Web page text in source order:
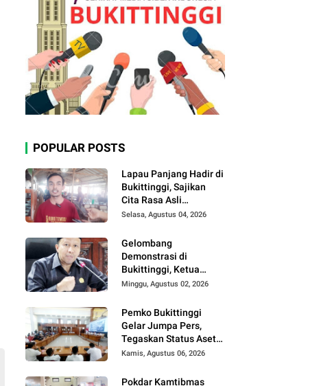
POPULAR POSTS
Lapau Panjang Hadir di
Bukittinggi, Sajikan
Cita Rasa Asli
Minangkabau dengan
Selasa, Agustus 04, 2026
Gelombang
Demonstrasi di
Bukittinggi, Ketua
DPRD Ajak Semua
Kondusivitas.
Minggu, Agustus 02, 2026
Pemko Bukittinggi
Gelar Jumpa Pers,
Tegaskan Status Aset
Daerah dan Klarifikasi
UFDK
Kamis, Agustus 06, 2026
Pokdar Kamtibmas